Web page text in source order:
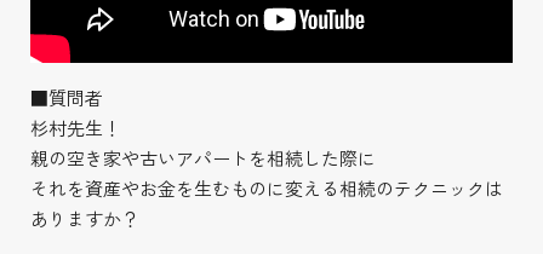
■質問者
杉村先生！
親の空き家や古いアパートを相続した際に
それを資産やお金を生むものに変える相続のテクニックは
ありますか？